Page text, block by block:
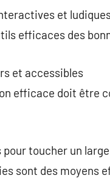
et
efficaces des
et accessibles
efficace doit être
toucher un
sont des moyens